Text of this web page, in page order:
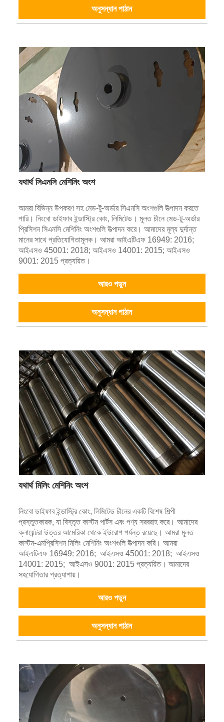
অনুসন্ধান পাঠান
যথার্থ সিএনসি মেশিনিং অংশ
আমরা বিভিন্ন উপকরণ সহ মেড-টু-অর্ডার সিএনসি অংশগুলি উত্পাদন করতে
পারি। নিংবো ডাইফাব ইন্ডাস্ট্রি কোং, লিমিটেড। মূলত চীনে মেড-টু-অর্ডার
প্রিসিশন সিএনসি মেশিনিং অংশগুলি উত্পাদন করে। আমাদের মূল্য দুর্দান্ত
মানের সাথে প্রতিযোগিতামূলক। আমরা আইএটিএফ 16949: 2016;
আইএসও 45001: 2018; আইএসও 14001: 2015; আইএসও
9001: 2015 প্রত্যয়িত।
আরও পড়ুন
অনুসন্ধান পাঠান
যথার্থ মিলিং মেশিনিং অংশ
নিংবো ডাইফাব ইন্ডাস্ট্রি কোং, লিমিটেড চীনের একটি বিশেষ শিল্পী
প্রস্তুতকারক, যা বিস্তৃত কাস্টম পার্টস এবং পণ্য সরবরাহ করে। আমাদের
ক্লায়েন্টরা উত্তর আমেরিকা থেকে ইউরোপ পর্যন্ত রয়েছে। আমরা মূলত
কাস্টম-এমপ্রিসিশন মিলিং মেশিনিং অংশগুলি উত্পাদন করি। আমরা
আইএটিএফ 16949: 2016; আইএসও 45001: 2018; আইএসও
14001: 2015; আইএসও 9001: 2015 প্রত্যয়িত। আমাদের
সহযোগিতার প্রত্যাশায়।
আরও পড়ুন
অনুসন্ধান পাঠান